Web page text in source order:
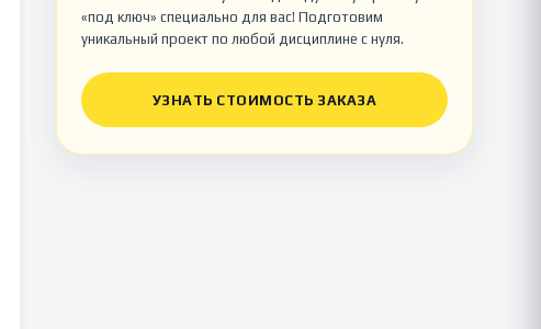
«под ключ» специально для вас! Подготовим
уникальный проект по любой дисциплине с нуля.
УЗНАТЬ СТОИМОСТЬ ЗАКАЗА